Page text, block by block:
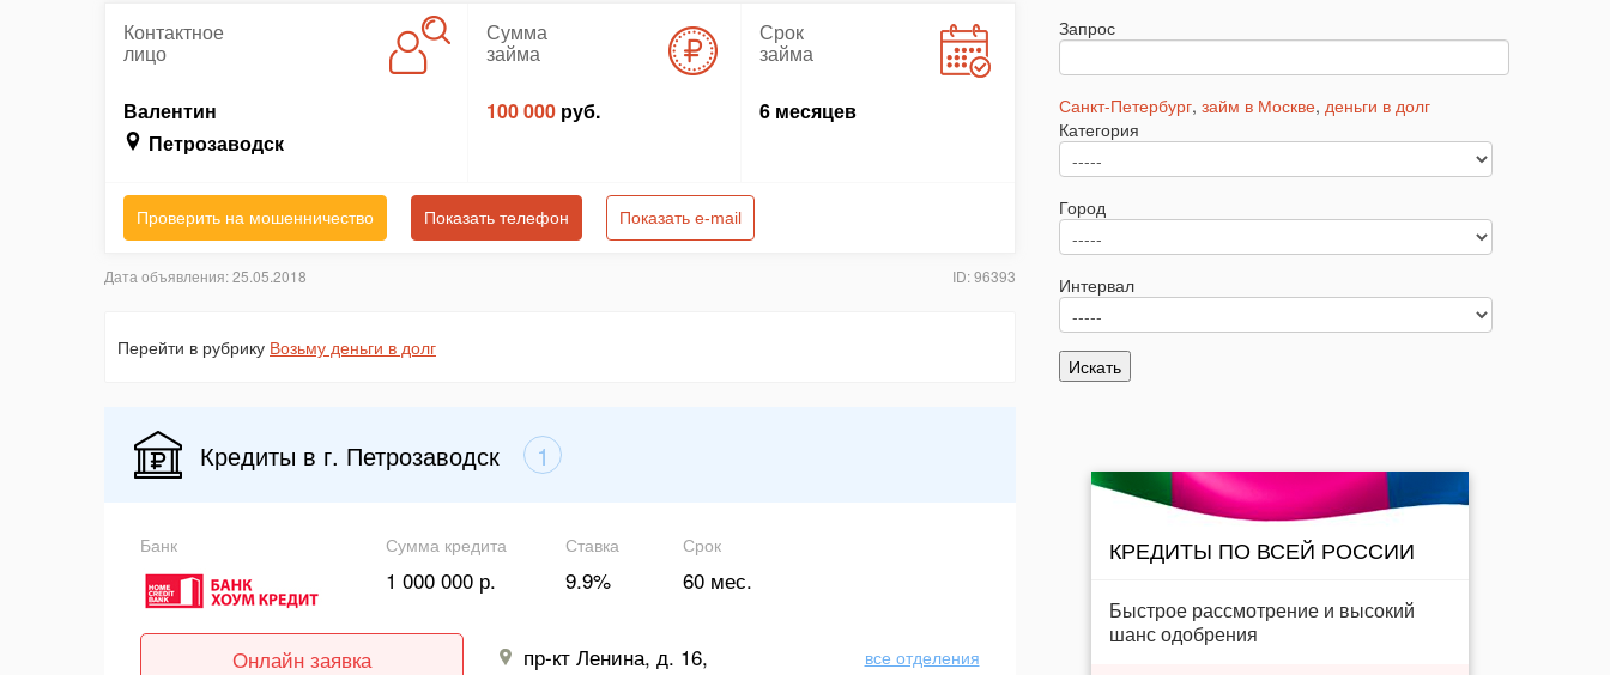
Контактное
лицо
Валентин
Петрозаводск
Сумма
займа
100 000 руб.
Срок
займа
6 месяцев
Проверить на мошенничество Показать телефон Показать e-mail
Дата объявления: 25.05.2018 ID: 96393
Перейти в рубрику Возьму деньги в долг
Кредиты в г. Петрозаводск 1
Банк Сумма кредита
1 000 000 р.
Ставка
9.9%
Срок
60 мес.
Онлайн заявка пр-кт Ленина, д. 16, все отделения
Запрос
Санкт-Петербург, займ в Москве, деньги в долг
Категория
Город
Интервал
КРЕДИТЫ ПО ВСЕЙ РОССИИ
Быстрое рассмотрение и высокий
шанс одобрения